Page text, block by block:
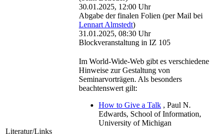
30.01.2025, 12:00 Uhr
Abgabe der finalen Folien (per Mail bei
Lennart Almstedt)
31.01.2025, 08:30 Uhr
Blockveranstaltung in IZ 105
Literatur/Links
Im World-Wide-Web gibt es verschiedene
Hinweise zur Gestaltung von
Seminarvorträgen. Als besonders
beachtenswert gilt:
How to Give a Talk , Paul N.
Edwards, School of Information,
University of Michigan